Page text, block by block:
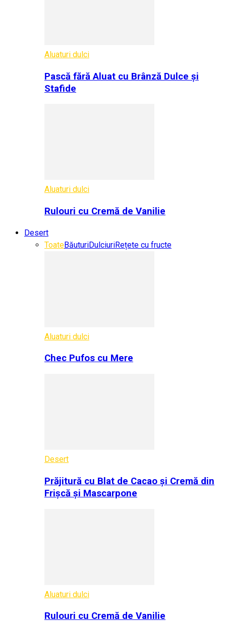
Aluaturi dulci
Pască fără Aluat cu Brânză Dulce și
Stafide
Aluaturi dulci
Rulouri cu Cremă de Vanilie
Desert
ToateBăuturiDulciuriRețete cu fructe
Aluaturi dulci
Chec Pufos cu Mere
Desert
Prăjitură cu Blat de Cacao și Cremă din
Frișcă și Mascarpone
Aluaturi dulci
Rulouri cu Cremă de Vanilie